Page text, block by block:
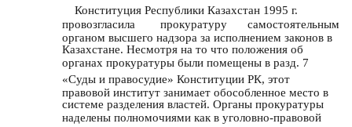
Конституция Республики Казахстан 1995 г.
провозгласила
прокуратуру
самостоятельным
органом высшего надзора за исполнением законов в
Казахстане. Несмотря на то что положения об
органах прокуратуры были помещены в разд. 7
«Суды и правосудие» Конституции РК, этот
правовой институт занимает обособленное место в
системе разделения властей. Органы прокуратуры
наделены полномочиями как в уголовно-правовой